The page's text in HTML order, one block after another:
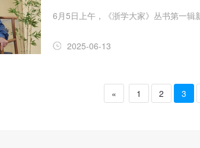
6月5日上午，《浙学大家》丛书第一
2025-06-13
« 1 2 3